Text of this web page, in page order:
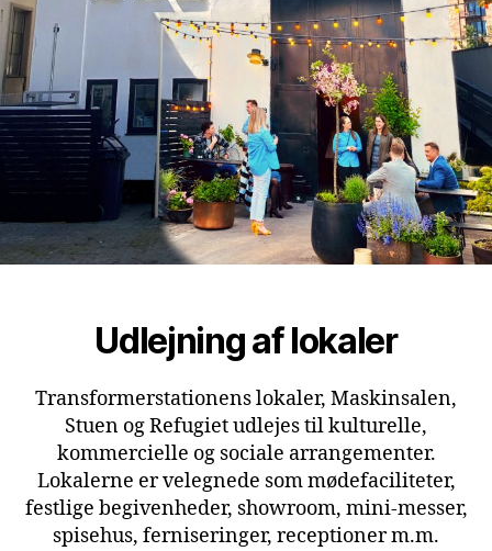
Udlejning af lokaler
Transformerstationens lokaler, Maskinsalen,
Stuen og Refugiet udlejes til kulturelle,
kommercielle og sociale arrangementer.
Lokalerne er velegnede som mødefaciliteter,
festlige begivenheder, showroom, mini-messer,
spisehus, ferniseringer, receptioner m.m.